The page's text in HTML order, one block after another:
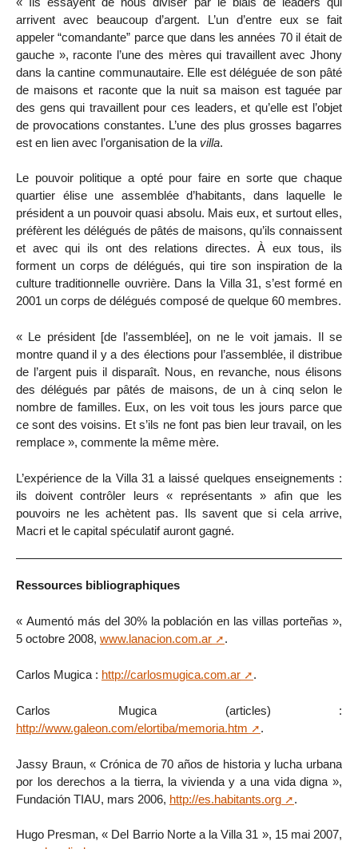
arrivent avec beaucoup d’argent. L’un d’entre eux se fait
appeler “comandante” parce que dans les années 70 il était de
gauche », raconte l’une des mères qui travaillent avec Jhony
dans la cantine communautaire. Elle est déléguée de son pâté
de maisons et raconte que la nuit sa maison est taguée par
des gens qui travaillent pour ces leaders, et qu’elle est l’objet
de provocations constantes. L’une des plus grosses bagarres
est en lien avec l’organisation de la villa.
Le pouvoir politique a opté pour faire en sorte que chaque
quartier élise une assemblée d’habitants, dans laquelle le
président a un pouvoir quasi absolu. Mais eux, et surtout elles,
préfèrent les délégués de pâtés de maisons, qu’ils connaissent
et avec qui ils ont des relations directes. À eux tous, ils
forment un corps de délégués, qui tire son inspiration de la
culture traditionnelle ouvrière. Dans la Villa 31, s’est formé en
2001 un corps de délégués composé de quelque 60 membres.
« Le président [de l’assemblée], on ne le voit jamais. Il se
montre quand il y a des élections pour l’assemblée, il distribue
de l’argent puis il disparaît. Nous, en revanche, nous élisons
des délégués par pâtés de maisons, de un à cinq selon le
nombre de familles. Eux, on les voit tous les jours parce que
ce sont des voisins. Et s’ils ne font pas bien leur travail, on les
remplace », commente la même mère.
L’expérience de la Villa 31 a laissé quelques enseignements :
ils doivent contrôler leurs « représentants » afin que les
pouvoirs ne les achètent pas. Ils savent que si cela arrive,
Macri et le capital spéculatif auront gagné.
Ressources bibliographiques
« Aumentó más del 30% la población en las villas porteñas »,
5 octobre 2008, www.lanacion.com.ar .
Carlos Mugica : http://carlosmugica.com.ar .
Carlos Mugica (articles) :
http://www.galeon.com/elortiba/memoria.htm
.
Jassy Braun, « Crónica de 70 años de historia y lucha urbana
por los derechos a la tierra, la vivienda y a una vida digna »,
Fundación TIAU, mars 2006, http://es.habitants.org .
Hugo Presman, « Del Barrio Norte a la Villa 31 », 15 mai 2007,